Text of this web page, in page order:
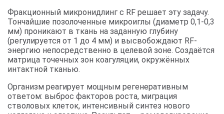
Фракционный микронидлинг с RF решает эту задачу.
Тончайшие позолоченные микроиглы (диаметр 0,1-0,3
мм) проникают в ткань на заданную глубину
(регулируется от 1 до 4 мм) и высвобождают RF-
энергию непосредственно в целевой зоне. Создаётся
матрица точечных зон коагуляции, окружённых
интактной тканью.
Организм реагирует мощным регенеративным
ответом: выброс факторов роста, миграция
стволовых клеток, интенсивный синтез нового